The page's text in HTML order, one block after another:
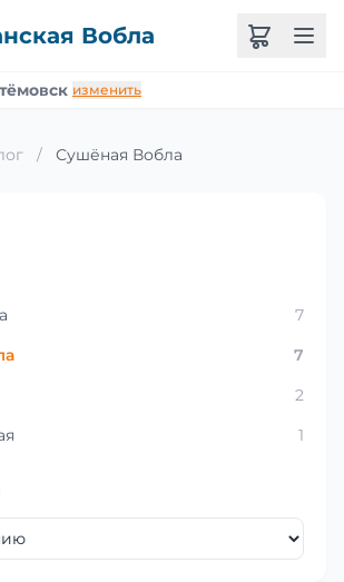
Вобла
изменить
/ Сушёная Вобла
7
7
2
1